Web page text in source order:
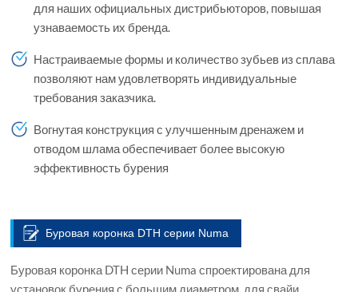
для наших официальных дистрибьюторов, повышая
узнаваемость их бренда.
Настраиваемые формы и количество зубьев из сплава
позволяют нам удовлетворять индивидуальные
требования заказчика.
Вогнутая конструкция с улучшенным дренажем и
отводом шлама обеспечивает более высокую
эффективность бурения
Буровая коронка DTH серии Numa
Буровая коронка DTH серии Numa спроектирована для
установок бурения с большим диаметром, для свайи